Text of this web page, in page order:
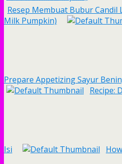
Resep Membuat Bubur Candil
Milk Pumpkin)
Prepare Appetizing Sayur
Recipe:
Isi